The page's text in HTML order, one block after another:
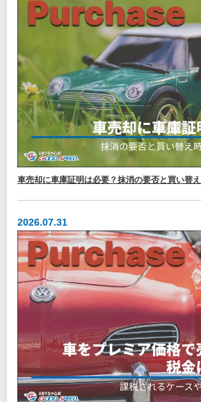
車売却に車庫証明は必要？抹消の要否と買い替
2026.07.31